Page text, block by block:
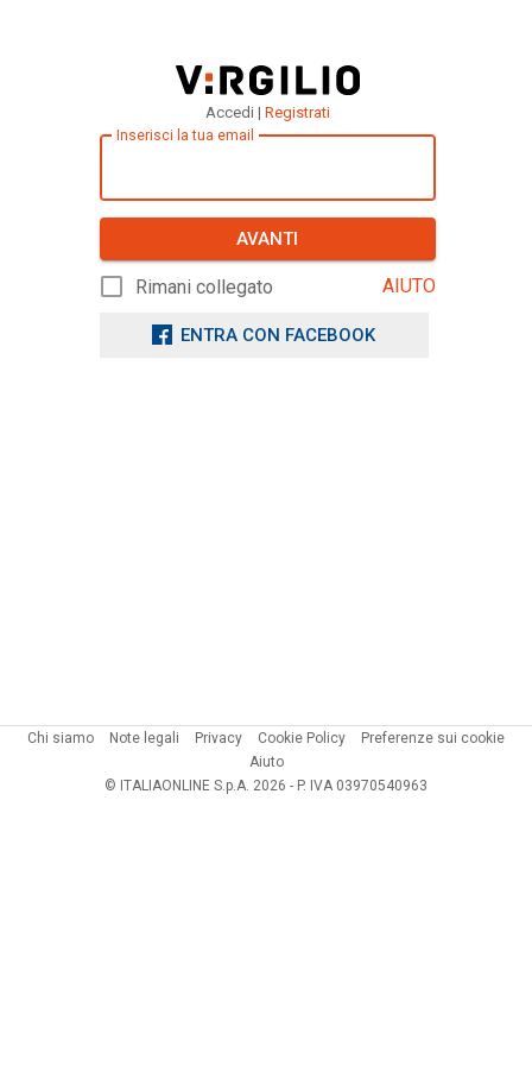
Accedi | Registrati
Inserisci la tua email
AVANTI
Rimani collegato AIUTO
ENTRA CON FACEBOOK
Chi siamo Note legali Privacy Cookie Policy
Preferenze sui cookie
Aiuto
© ITALIAONLINE S.p.A. 2026 - P. IVA 03970540963